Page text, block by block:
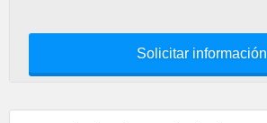
Solicitar información